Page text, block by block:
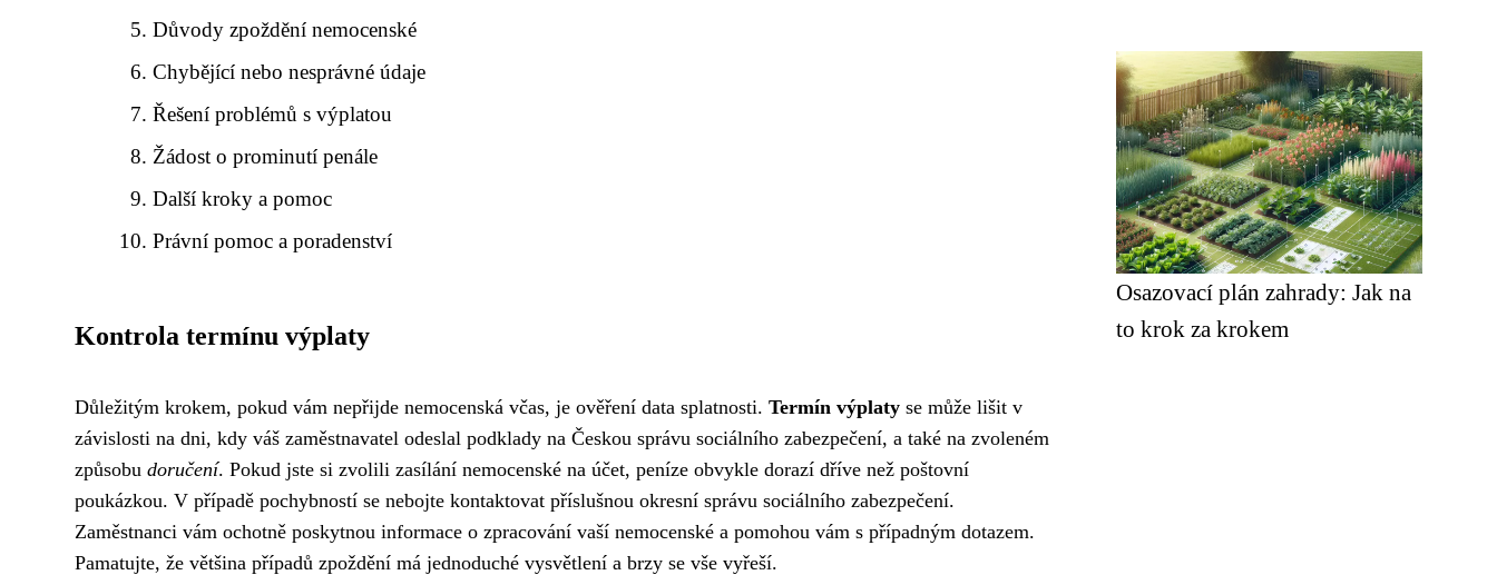
Důvody zpoždění nemocenské
Chybějící nebo nesprávné údaje
Řešení problémů s výplatou
Žádost o prominutí penále
Další kroky a pomoc
Právní pomoc a poradenství
Kontrola termínu výplaty
Důležitým krokem, pokud vám nepřijde nemocenská včas, je ověření data splatnosti. Termín výplaty se může lišit v
závislosti na dni, kdy váš zaměstnavatel odeslal podklady na Českou správu sociálního zabezpečení, a také na zvoleném
způsobu doručení. Pokud jste si zvolili zasílání nemocenské na účet, peníze obvykle dorazí dříve než poštovní
poukázkou. V případě pochybností se nebojte kontaktovat příslušnou okresní správu sociálního zabezpečení.
Zaměstnanci vám ochotně poskytnou informace o zpracování vaší nemocenské a pomohou vám s případným dotazem.
Pamatujte, že většina případů zpoždění má jednoduché vysvětlení a brzy se vše vyřeší.
Osazovací plán zahrady: Jak na
to krok za krokem